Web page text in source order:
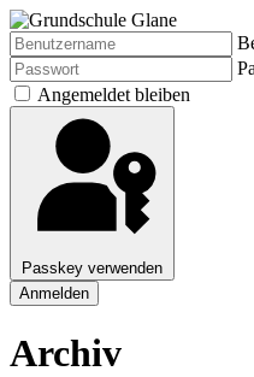
Angemeldet bleiben
Passkey verwenden
Anmelden
Archiv